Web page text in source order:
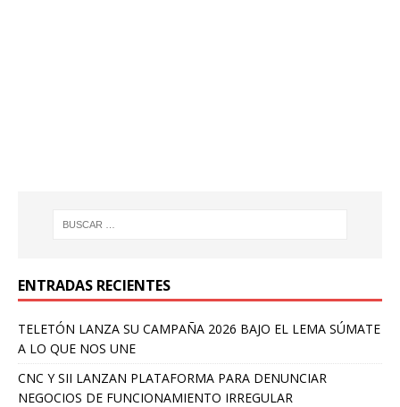
ENTRADAS RECIENTES
TELETÓN LANZA SU CAMPAÑA 2026 BAJO EL LEMA SÚMATE
A LO QUE NOS UNE
CNC Y SII LANZAN PLATAFORMA PARA DENUNCIAR
NEGOCIOS DE FUNCIONAMIENTO IRREGULAR